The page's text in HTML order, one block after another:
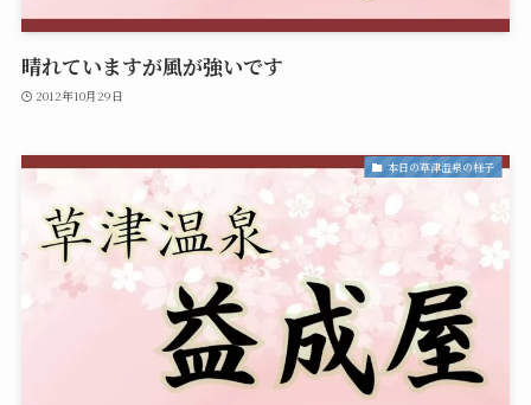
晴れていますが風が強いです
2012年10月29日
本日の草津温泉の様子